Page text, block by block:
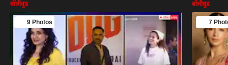
बॉलीवुड
9 Photos
बॉलीवुड
7